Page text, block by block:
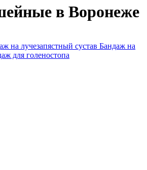
в Воронеже
на лучезапястный сустав Бандаж на
для голеностопа